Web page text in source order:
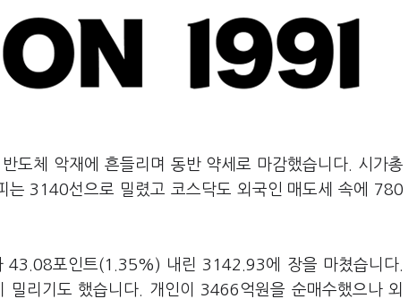
도체 악재에 흔들리며 동반 약세로 마감했습니다. 시가총
는 3140선으로 밀렸고 코스닥도 외국인 매도세 속에 780
43.08포인트(1.35%) 내린 3142.93에 장을 마쳤습니다.
리기도 했습니다. 개인이 3466억원을 순매수했으나 외